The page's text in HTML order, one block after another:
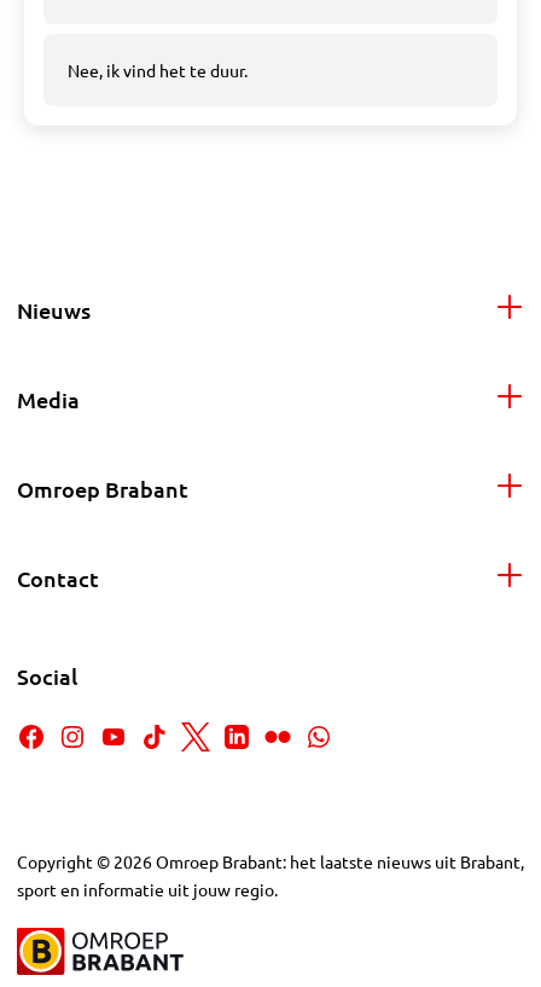
Nee, ik vind het te duur.
Nieuws
Media
Omroep Brabant
Contact
Social
Copyright © 2026Omroep Brabant: het laatste nieuws uit Brabant,
sport en informatie uit jouw regio.